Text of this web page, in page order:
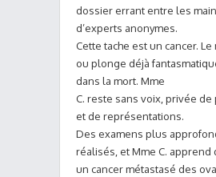
dossier errant entre les
d’experts anonymes.
Cette tache est un cancer. Le
ou plonge déjà
dans la mort. Mme
C. reste sans voix, privée de
et de représentations.
Des examens plus
réalisés, et Mme C. apprend
un cancer métastasé des